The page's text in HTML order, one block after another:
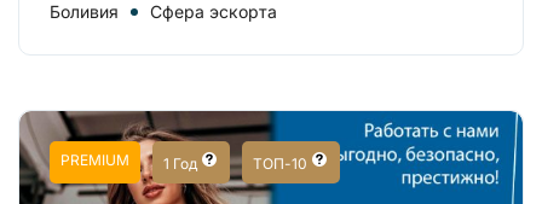
Боливия Сфера эскорта
PREMIUM 1 Год ТОП-10